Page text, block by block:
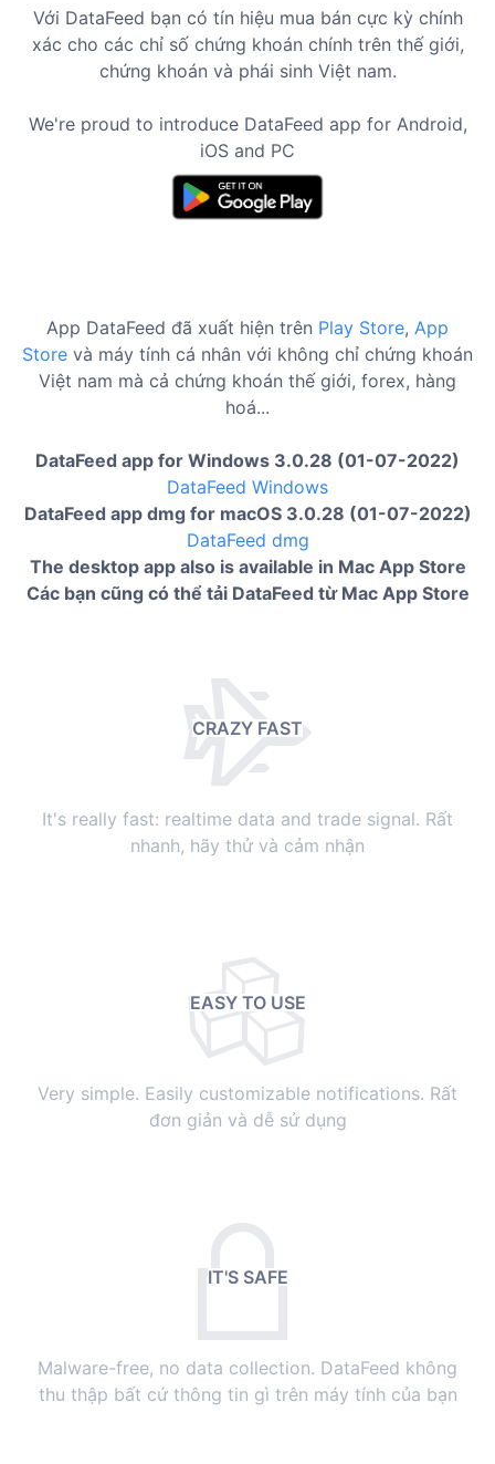
Với DataFeed bạn có tín hiệu mua bán cực kỳ chính
xác cho các chỉ số chứng khoán chính trên thế giới,
chứng khoán và phái sinh Việt nam.
We're proud to introduce DataFeed app for Android,
iOS and PC
App DataFeed đã xuất hiện trên Play Store, App
Store và máy tính cá nhân với không chỉ chứng khoán
Việt nam mà cả chứng khoán thế giới, forex, hàng
hoá...
DataFeed app for Windows 3.0.28 (01-07-2022)
DataFeed Windows
DataFeed app dmg for macOS 3.0.28 (01-07-2022)
DataFeed dmg
The desktop app also is available in Mac App Store
Các bạn cũng có thể tải DataFeed từ Mac App Store
CRAZY FAST
It's really fast: realtime data and trade signal. Rất
nhanh, hãy thử và cảm nhận
EASY TO USE
Very simple. Easily customizable notifications. Rất
đơn giản và dễ sử dụng
IT'S SAFE
Malware-free, no data collection. DataFeed không
thu thập bất cứ thông tin gì trên máy tính của bạn